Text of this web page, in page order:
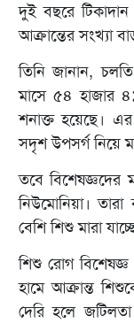
দুই বছরে
আক্রান্তের সংখ্যা
তিনি জানান,
মাসে ৫৪ হাজার
শনাক্ত হয়েছে।
সদৃশ উপসর্গ নিয়ে
তবে
নিউমোনিয়া।
বেশি শিশু মারা
শিশু রোগ
হামে আক্রান্ত
দেরি হলে